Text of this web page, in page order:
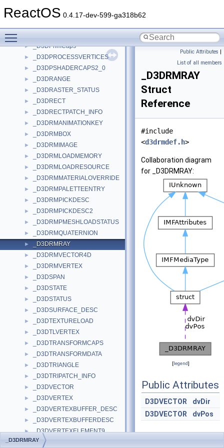
ReactOS 0.4.17-dev-599-ga318b62
► _D3DPOINT
► _D3DPrimCaps
► _D3DPROCESSVERTICES
► _D3DPSHADERCAPS2_0
► _D3DRANGE
► _D3DRASTER_STATUS
► _D3DRECT
► _D3DRECTPATCH_INFO
► _D3DRMANIMATIONKEY
► _D3DRMBOX
► _D3DRMIMAGE
► _D3DRMLOADMEMORY
► _D3DRMLOADRESOURCE
► _D3DRMMATERIALOVERRIDE
► _D3DRMPALETTEENTRY
► _D3DRMPICKDESC
► _D3DRMPICKDESC2
► _D3DRMPMESHLOADSTATUS
► _D3DRMQUATERNION
► _D3DRMRAY
► _D3DRMVECTOR4D
► _D3DRMVERTEX
► _D3DSPAN
► _D3DSTATE
► _D3DSTATUS
► _D3DSURFACE_DESC
► _D3DTEXTURELOAD
► _D3DTLVERTEX
► _D3DTRANSFORMCAPS
► _D3DTRANSFORMDATA
► _D3DTRIANGLE
► _D3DTRIPATCH_INFO
► _D3DVECTOR
► _D3DVERTEX
► _D3DVERTEXBUFFER_DESC
► _D3DVERTEXBUFFERDESC
► _D3DVERTEXELEMENT9
► _D3DVIEWPORT
Public Attributes |
List of all members
_D3DRMRAY
Struct
Reference
#include
<d3drmdef.h>
Collaboration diagram
for _D3DRMRAY:
[legend]
Public Attributes
D3DVECTOR
dvDir
D3DVECTOR
dvPos
_D3DRMRAY